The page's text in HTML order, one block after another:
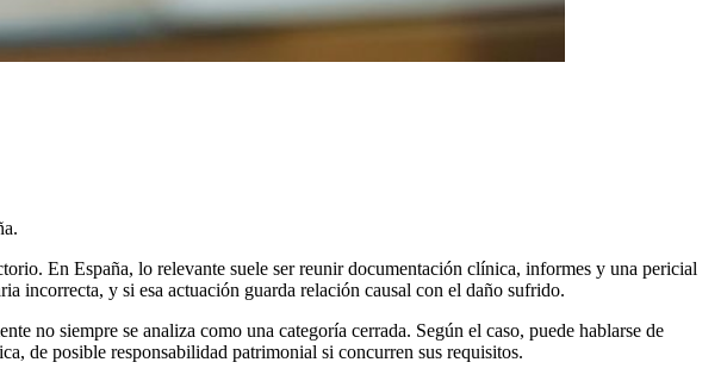
En España, lo relevante suele ser reunir documentación clínica, informes y una pericial
incorrecta, y si esa actuación guarda relación causal con el daño sufrido.
no siempre se analiza como una categoría cerrada. Según el caso, puede hablarse de
de posible responsabilidad patrimonial si concurren sus requisitos.